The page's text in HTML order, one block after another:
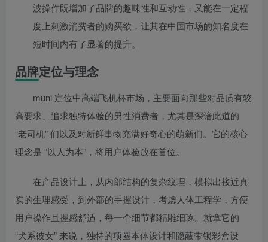
波操作既增加了品牌的趣味性和互动性，又能在一定程
度上刺激消费者的购买欲，让其在中国市场的知名度在
短时间内有了显著的提升。
品牌定位与理念
muni 定位中高端飞机杯市场，主要面向那些对品质有较
高要求、追求独特体验的男性消费者，尤其是深谙此道的
“老司机” 们以及对新鲜事物充满好奇心的萌新们。它的核心
理念是 “以人为本”，将用户体验放在首位。
在产品设计上，从内部结构的复杂纹理，模拟出接近真
实的生理感受，到外部的手握设计，考虑人体工程学，方便
用户操作且握感舒适，每一个细节都精雕细琢。就拿它的
“犬系彼女” 来说，独特的项圈本体设计和隐蔽带锁彩盒设